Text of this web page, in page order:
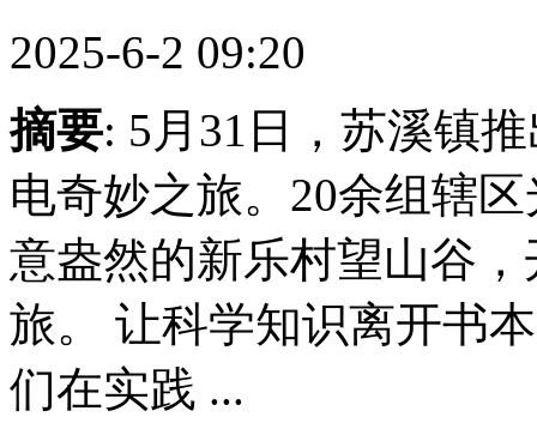
2025-6-2 09:20
摘要: 5月31日，苏溪镇
电奇妙之旅。20余组辖
意盎然的新乐村望山谷
旅。 让科学知识离开书
们在实践 ...